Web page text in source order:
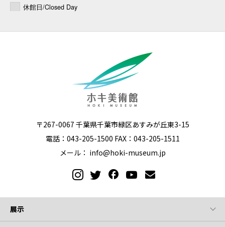
休館日/Closed Day
〒267-0067 千葉県千葉市緑区あすみが丘東3-15
電話：043-205-1500 FAX：043-205-1511
メール： info@hoki-museum.jp
展示